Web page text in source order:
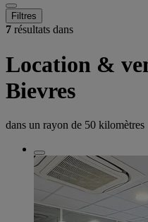
Filtres
7 résultats dans
Location &
Bievres
dans un rayon de 50 kilomètres